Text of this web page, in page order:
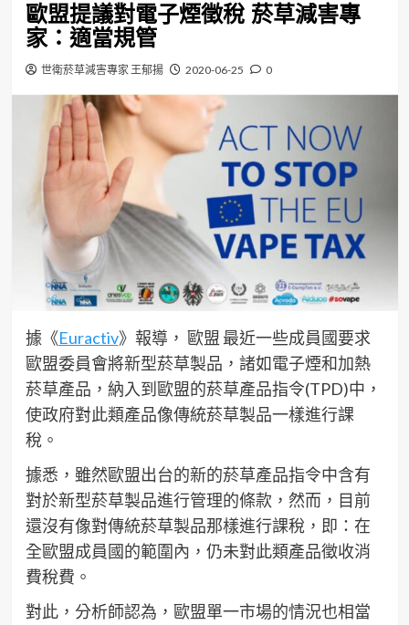
歐盟提議對電子煙徵稅 菸草減害專
家：適當規管
世衛菸草減害專家 王郁揚 2020-06-25 0
據《Euractiv》報導， 歐盟 最近一些成員國要求
歐盟委員會將新型菸草製品，諸如電子煙和加熱
菸草產品，納入到歐盟的菸草產品指令(TPD)中，
使政府對此類產品像傳統菸草製品一樣進行課
稅。
據悉，雖然歐盟出台的新的菸草產品指令中含有
對於新型菸草製品進行管理的條款，然而，目前
還沒有像對傳統菸草製品那樣進行課稅，即：在
全歐盟成員國的範圍內，仍未對此類產品徵收消
費稅費。
對此，分析師認為，歐盟單一市場的情況也相當